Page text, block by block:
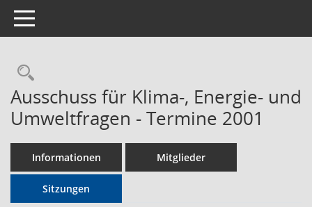
Toggle navigation
Rechercheauswahl
Ausschuss für Klima-, Energie- und
Umweltfragen - Termine 2001
Informationen Mitglieder
Sitzungen